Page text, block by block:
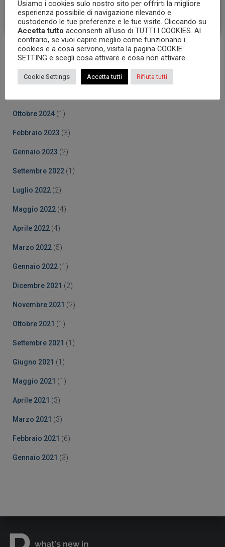
Archives
Ottobre 2025(5)
Ottobre 2024 (1)
Febbraio 2023 (3)
Gennaio 2023 (2)
Settembre 2022 (1)
Luglio 2022 (2)
Maggio 2022 (4)
Aprile 2022 (4)
Marzo 2022 (5)
Gennaio 2022 (1)
Dicembre 2021 (2)
Novembre 2021 (2)
Ottobre 2021 (1)
Settembre 2021 (1)
Giugno 2021 (1)
Maggio 2021 (1)
Aprile 2021 (3)
Marzo 2021 (3)
Febbraio 2021 (6)
Gennaio 2021 (3)
Usiamo i cookies sulo nostro sito per offrirti la migliore
esperienza possibile di navigazione rilevando e
custodendo le tue preferenze e le tue visite. Cliccando su
Accetta tutto acconsenti all'uso di TUTTI I COOKIES. Al
contrario, se vuoi capire meglio come funzionano i
cookies e a cosa servono, visita la pagina COOKIE
SETTING e scegli cosa attivare e cosa non attivare.
Cookie Settings Accetta tutti Rifiuta tutti